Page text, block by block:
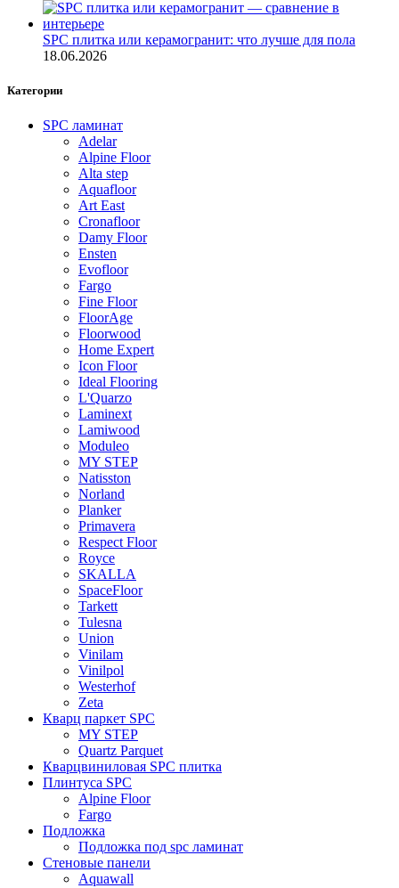
SPC плитка или керамогранит: что лучше для пола
18.06.2026
Категории
SPC ламинат
Adelar
Alpine Floor
Alta step
Aquafloor
Art East
Cronafloor
Damy Floor
Ensten
Evofloor
Fargo
Fine Floor
FloorAge
Floorwood
Home Expert
Icon Floor
Ideal Flooring
L'Quarzo
Laminext
Lamiwood
Moduleo
MY STEP
Natisston
Norland
Planker
Primavera
Respect Floor
Royce
SKALLA
SpaceFloor
Tarkett
Tulesna
Union
Vinilam
Vinilpol
Westerhof
Zeta
Кварц паркет SPC
MY STEP
Quartz Parquet
Кварцвиниловая SPC плитка
Плинтуса SPC
Alpine Floor
Fargo
Подложка
Подложка под spc ламинат
Стеновые панели
Aquawall